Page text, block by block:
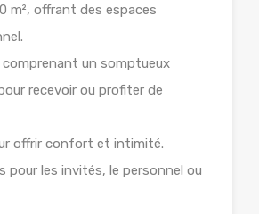
m², offrant des espaces
comprenant un somptueux
recevoir ou profiter de
offrir confort et intimité.
pour les invités, le personnel ou